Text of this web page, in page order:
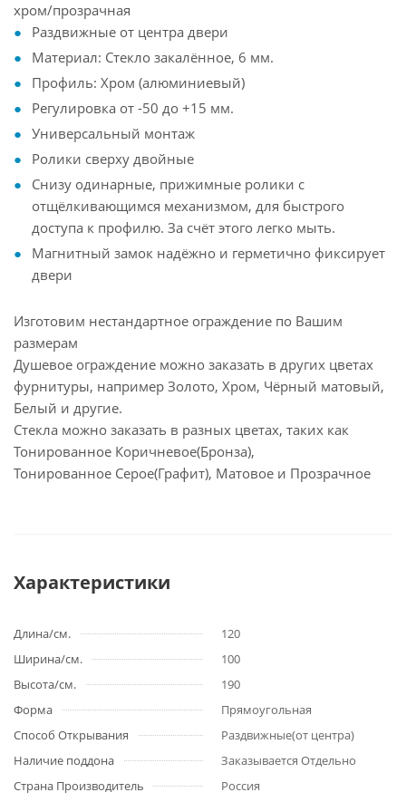
хром/прозрачная
Раздвижные от центра двери
Материал: Стекло закалённое, 6 мм.
Профиль: Хром (алюминиевый)
Регулировка от -50 до +15 мм.
Универсальный монтаж
Ролики сверху двойные
Снизу одинарные, прижимные ролики с
отщёлкивающимся механизмом, для быстрого
доступа к профилю. За счёт этого легко мыть.
Магнитный замок надёжно и герметично фиксирует
двери
Изготовим нестандартное ограждение по Вашим
размерам
Душевое ограждение можно заказать в других цветах
фурнитуры, например Золото, Хром, Чёрный матовый,
Белый и другие.
Стекла можно заказать в разных цветах, таких как
Тонированное Коричневое(Бронза),
Тонированное Серое(Графит), Матовое и Прозрачное
Характеристики
Длина/см.
120
Ширина/см.
100
Высота/см.
190
Форма
Прямоугольная
Способ Открывания
Раздвижные(от центра)
Наличие поддона
Заказывается Отдельно
Страна Производитель
Россия